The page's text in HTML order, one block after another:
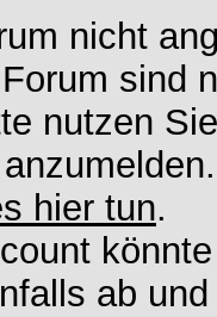
nicht
sind
nutzen
hier tun.
ab